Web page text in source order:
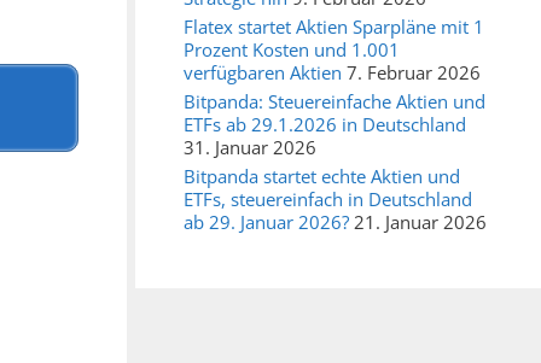
Flatex startet Aktien Sparpläne mit 1
Prozent Kosten und 1.001
verfügbaren Aktien 7. Februar 2026
Bitpanda: Steuereinfache Aktien und
ETFs ab 29.1.2026 in Deutschland
31. Januar 2026
Bitpanda startet echte Aktien und
ETFs, steuereinfach in Deutschland
ab 29. Januar 2026? 21. Januar 2026